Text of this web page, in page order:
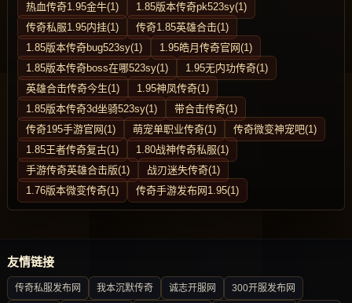
热血传奇1.95金牛(1)
1.85版本传奇pk523sy(1)
传奇私服1.95内挂(1)
传奇1.85英雄合击(1)
1.85版本传奇bug523sy(1)
1.95皓月传奇官网(1)
1.85版本传奇boss在哪523sy(1)
1.95无内功传奇(1)
英雄合击传奇今生(1)
1.95神凤传奇(1)
1.85版本传奇3d坐骑523sy(1)
带合击传奇(1)
传奇195手游官网(1)
萌宠单职业传奇(1)
传奇微变神宠吧(1)
1.85王者传奇复古(1)
1.80战神传奇私服(1)
手游传奇英雄合击版(1)
战刃迷失传奇(1)
1.76版本微变传奇(1)
传奇手游发布网1.95(1)
友情链接
传奇私服发布网 我本沉默传奇 诚志开服网 300开服发布网